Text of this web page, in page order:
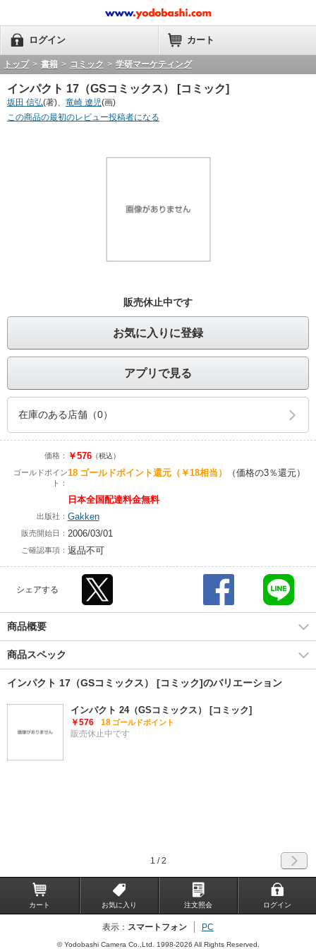
ログイン カート
トップ > 書籍 > コミック > 学研マーケティング
インパクト 17（GSコミックス） [コミック]
坂田 信弘(著)、 竜崎 遼児(画)
この商品の最初のレビュー投稿者になる
販売休止中です
お気に入りに登録
アプリで見る
在庫のある店舗（0）
価格： ￥576（税込）
ゴールドポイン
ト：
18 ゴールドポイント還元（￥18相当） （価格の3％還元）
日本全国配達料金無料
出版社： Gakken
販売開始日： 2006/03/01
ご確認事項： 返品不可
シェアする
商品概要
商品スペック
インパクト 17（GSコミックス） [コミック]のバリエーション
インパクト 24（GSコミックス） [コミック]
￥576 18 ゴールドポイント
販売休止中です
1 / 2
カート お気に入り 注文照会 ログイン
表示： スマートフォン PC
© Yodobashi Camera Co.,Ltd. 1998-2026 All Rights Reserved.